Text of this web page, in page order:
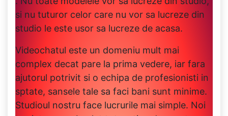
si nu tuturor celor care nu vor sa lucreze din
studio le este usor sa lucreze de acasa.
Videochatul este un domeniu mult mai
complex decat pare la prima vedere, iar fara
ajutorul potrivit si o echipa de profesionisti in
sptate, sansele tale sa faci bani sunt minime.
Studioul nostru face lucrurile mai simple. Noi